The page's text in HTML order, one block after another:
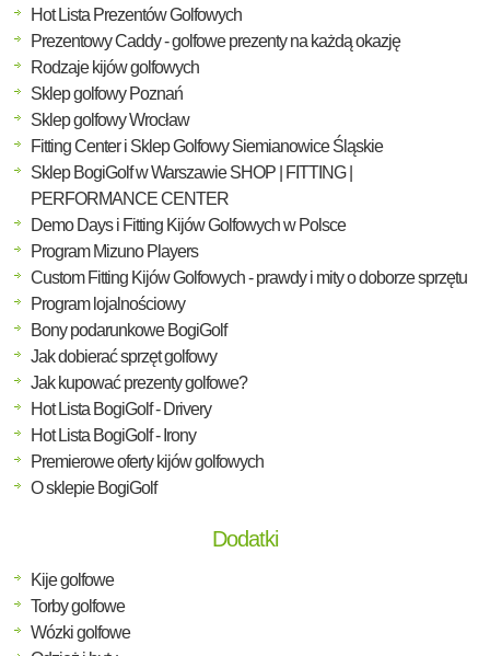
Hot Lista Prezentów Golfowych
Prezentowy Caddy - golfowe prezenty na każdą okazję
Rodzaje kijów golfowych
Sklep golfowy Poznań
Sklep golfowy Wrocław
Fitting Center i Sklep Golfowy Siemianowice Śląskie
Sklep BogiGolf w Warszawie SHOP | FITTING |
PERFORMANCE CENTER
Demo Days i Fitting Kijów Golfowych w Polsce
Program Mizuno Players
Custom Fitting Kijów Golfowych - prawdy i mity o doborze sprzętu
Program lojalnościowy
Bony podarunkowe BogiGolf
Jak dobierać sprzęt golfowy
Jak kupować prezenty golfowe?
Hot Lista BogiGolf - Drivery
Hot Lista BogiGolf - Irony
Premierowe oferty kijów golfowych
O sklepie BogiGolf
Dodatki
Kije golfowe
Torby golfowe
Wózki golfowe